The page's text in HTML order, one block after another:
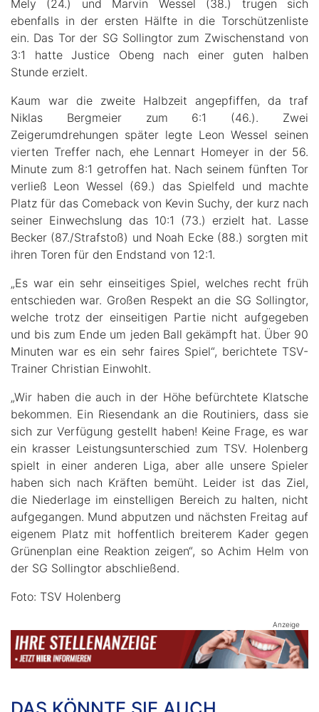
Mely (24.) und Marvin Wessel (38.) trugen sich
ebenfalls in der ersten Hälfte in die Torschützenliste
ein. Das Tor der SG Sollingtor zum Zwischenstand von
3:1 hatte Justice Obeng nach einer guten halben
Stunde erzielt.
Kaum war die zweite Halbzeit angepfiffen, da traf
Niklas Bergmeier zum 6:1 (46.). Zwei
Zeigerumdrehungen später legte Leon Wessel seinen
vierten Treffer nach, ehe Lennart Homeyer in der 56.
Minute zum 8:1 getroffen hat. Nach seinem fünften Tor
verließ Leon Wessel (69.) das Spielfeld und machte
Platz für das Comeback von Kevin Suchy, der kurz nach
seiner Einwechslung das 10:1 (73.) erzielt hat. Lasse
Becker (87./Strafstoß) und Noah Ecke (88.) sorgten mit
ihren Toren für den Endstand von 12:1.
„Es war ein sehr einseitiges Spiel, welches recht früh
entschieden war. Großen Respekt an die SG Sollingtor,
welche trotz der einseitigen Partie nicht aufgegeben
und bis zum Ende um jeden Ball gekämpft hat. Über 90
Minuten war es ein sehr faires Spiel“, berichtete TSV-
Trainer Christian Einwohlt.
„Wir haben die auch in der Höhe befürchtete Klatsche
bekommen. Ein Riesendank an die Routiniers, dass sie
sich zur Verfügung gestellt haben! Keine Frage, es war
ein krasser Leistungsunterschied zum TSV. Holenberg
spielt in einer anderen Liga, aber alle unsere Spieler
haben sich nach Kräften bemüht. Leider ist das Ziel,
die Niederlage im einstelligen Bereich zu halten, nicht
aufgegangen. Mund abputzen und nächsten Freitag auf
eigenem Platz mit hoffentlich breiterem Kader gegen
Grünenplan eine Reaktion zeigen“, so Achim Helm von
der SG Sollingtor abschließend.
Foto: TSV Holenberg
Anzeige